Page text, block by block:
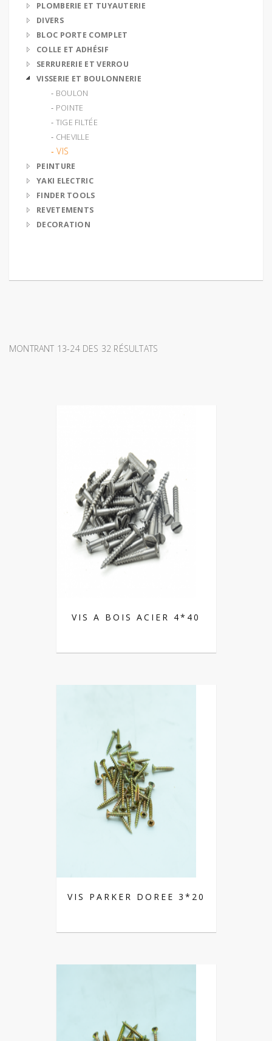
PLOMBERIE ET TUYAUTERIE
DIVERS
BLOC PORTE COMPLET
COLLE ET ADHÉSIF
SERRURERIE ET VERROU
VISSERIE ET BOULONNERIE
‐ BOULON
‐ POINTE
‐ TIGE FILTÉE
‐ CHEVILLE
‐ VIS
PEINTURE
YAKI ELECTRIC
FINDER TOOLS
REVETEMENTS
DECORATION
MONTRANT 13-24 DES 32 RÉSULTATS
VIS A BOIS ACIER 4*40
VIS PARKER DOREE 3*20